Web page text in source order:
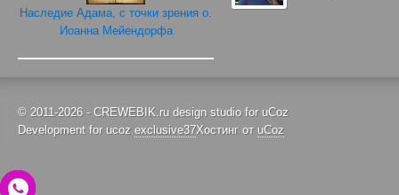
Наследие Адама, с точки зрения о.
Иоанна Мейендорфа
© 2011-2026 - CREWEBIK.ru design studio for uCoz
Development for ucoz exclusive37Хостинг от uCoz